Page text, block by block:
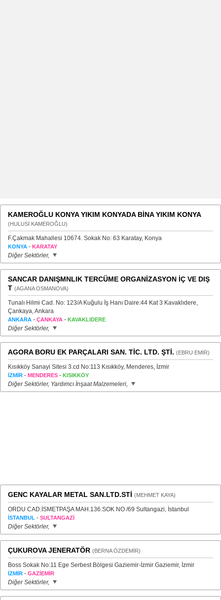
KAMEROĞLU KONYA YIKIM KONYADA BİNA YIKIM KONYA
(HULUSİ KAMEROĞLU)
F.Çakmak Mahallesi 10674. Sokak No: 63 Karatay, Konya
KONYA - KARATAY
Diğer Sektörler,
SANCAR DANIŞMNLIK TERCÜME ORGANİZASYON İÇ VE DIŞ
T (AGANA OSMANOVA)
Tunalı Hilmi Cad. No: 123/A Kuğulu İş Hanı Daire:44 Kat 3 Kavaklıdere,
Çankaya, Ankara
ANKARA - ÇANKAYA - KAVAKLIDERE
Diğer Sektörler,
AGORA BORU EK PARÇALARI SAN. TİC. LTD. ŞTİ. (EBRU EMİR)
Kısıkköy Sanayi Sitesi 3.cd No:113 Kısıkköy, Menderes, İzmir
İZMİR - MENDERES - KISIKKÖY
Diğer Sektörler, Yardımcı İnşaat Malzemeleri,
GENC KAYALAR METAL SAN.LTD.STİ (MEHMET KAYA)
ORDU CAD.İSMETPAŞA MAH.136.SOK NO /69 Sultangazi, İstanbul
İSTANBUL - SULTANGAZİ
Diğer Sektörler,
ÇUKUROVA JENERATÖR (BERNA ÖZDEMİR)
Boss Sokak No:11 Ege Serbest Bölgesi Gaziemir-İzmir Gaziemir, İzmir
İZMİR - GAZİEMİR
Diğer Sektörler,